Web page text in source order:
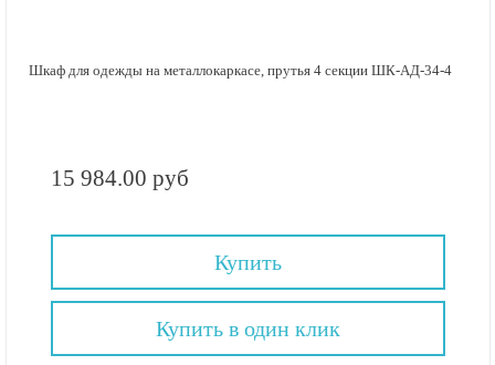
Шкаф для одежды на металлокаркасе, прутья 4 секции ШК-АД-34-4
15 984.00 руб
Купить
Купить в один клик